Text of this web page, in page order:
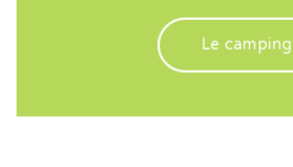
Le camping